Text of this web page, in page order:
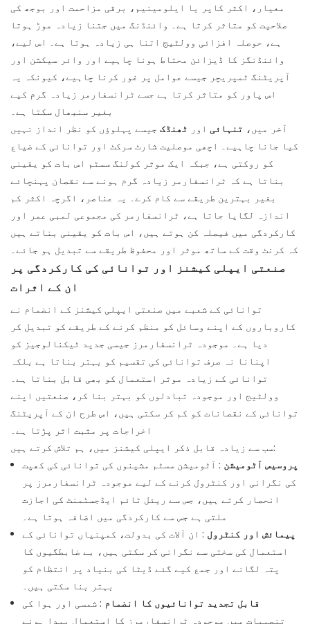
معیار، اکثر کاپر یا ایلومینیم، برقی مزاحمت اور بوجھ کی
صلاحیت کو متاثر کرتا ہے۔ وائنڈنگ میں جتنا زیادہ موڑ ہوتا
ہے، حوصلہ افزائی وولٹیج اتنا ہی زیادہ ہوتا ہے۔ اس لیے،
وائنڈنگز کا ڈیزائن محتاط ہونا چاہیے اور وائر سیکشن اور
آپریٹنگ ٹمپریچر جیسے عوامل پر غور کرنا چاہیے، کیونکہ یہ
اس پاور کو متاثر کرتا ہے جسے ٹرانسفارمر زیادہ گرم کیے
بغیر سنبھال سکتا ہے۔
آخر میں، تنہائی اور ٹھنڈک جیسے پہلوؤں کو نظر انداز نہیں
کیا جانا چاہیے۔ اچھی موصلیت شارٹ سرکٹ اور توانائی کے ضیاع
کو روکتی ہے، جبکہ ایک موثر کولنگ سسٹم اس بات کو یقینی
بناتا ہے کہ ٹرانسفارمر زیادہ گرم ہونے سے نقصان پہنچائے
بغیر بہترین طریقے سے کام کرے۔ یہ عناصر، اگرچہ اکثر کم
اندازہ لگایا جاتا ہے، ٹرانسفارمر کی مجموعی لمبی عمر اور
کارکردگی میں فیصلہ کن ہوتے ہیں، اس بات کو یقینی بناتے ہیں
کہ کرنٹ وقت کے ساتھ موثر اور محفوظ طریقے سے تبدیل ہو جائے۔
صنعتی ایپلی کیشنز اور توانائی کی کارکردگی پر
ان کے اثرات
توانائی کے شعبے میں صنعتی ایپلی کیشنز کے انضمام نے
کاروباروں کے اپنے وسائل کو منظم کرنے کے طریقے کو تبدیل کر
دیا ہے۔ موجودہ ٹرانسفارمرز جیسی جدید ٹیکنالوجیز کو
اپنانا نہ صرف توانائی کی تقسیم کو بہتر بناتا ہے بلکہ
توانائی کے زیادہ موثر استعمال کو بھی قابل بناتا ہے۔
وولٹیج اور موجودہ تبادلوں کو بہتر بنا کر، صنعتیں اپنے
توانائی کے نقصانات کو کم کر سکتی ہیں، اس طرح ان کے آپریٹنگ
اخراجات پر مثبت اثر پڑتا ہے۔
سب سے زیادہ قابل ذکر ایپلی کیشنز میں، ہم تلاش کرتے ہیں:
پروسیس آٹومیشن : آٹومیشن سسٹم مشینوں کی توانائی کی کھپت
کی نگرانی اور کنٹرول کرنے کے لیے موجودہ ٹرانسفارمرز پر
انحصار کرتے ہیں، جس سے ریئل ٹائم ایڈجسٹمنٹ کی اجازت
ملتی ہے جس سے کارکردگی میں اضافہ ہوتا ہے۔
پیمائش اور کنٹرول : ان آلات کی بدولت، کمپنیاں توانائی کے
استعمال کی سختی سے نگرانی کر سکتی ہیں، بے ضابطگیوں کا
پتہ لگانے اور جمع کیے گئے ڈیٹا کی بنیاد پر انتظام کو
بہتر بنا سکتی ہیں۔
قابل تجدید توانائیوں کا انضمام : شمسی اور ہوا کی
تنصیبات میں موجودہ ٹرانسفارمرز کا استعمال پیدا ہونے